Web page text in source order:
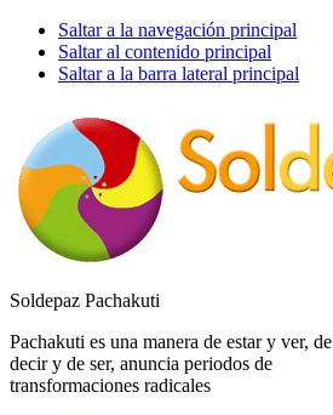
Saltar a la navegación principal
Saltar al contenido principal
Saltar a la barra lateral principal
Soldepaz Pachakuti
Pachakuti es una manera de estar y ver, de
decir y de ser, anuncia periodos de
transformaciones radicales